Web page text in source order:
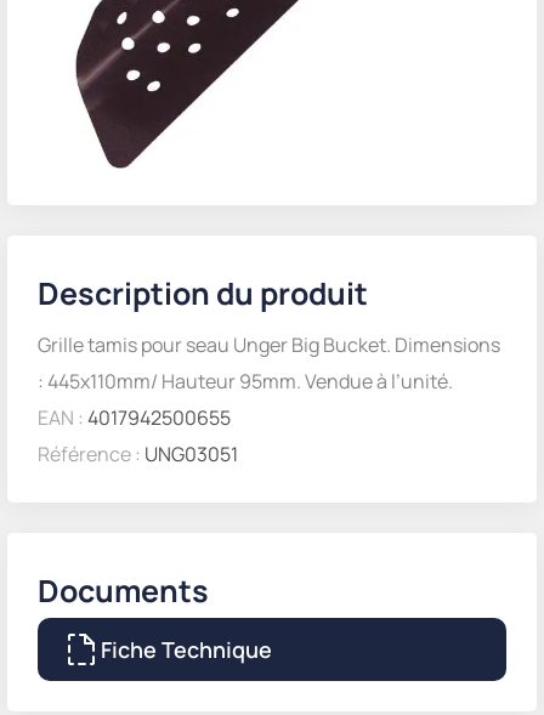
Description du produit
Grille tamis pour seau Unger Big Bucket. Dimensions
: 445x110mm/ Hauteur 95mm. Vendue à l’unité.
EAN : 4017942500655
Référence : UNG03051
Documents
Fiche Technique